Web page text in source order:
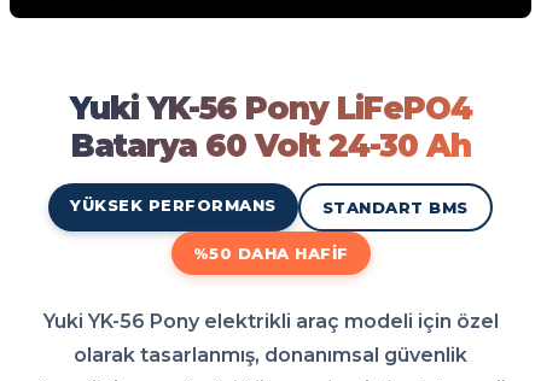
Yuki YK-56 Pony LiFePO4 Batarya 60 Volt 24-30 Ah modeli elektrikli aracınız için en